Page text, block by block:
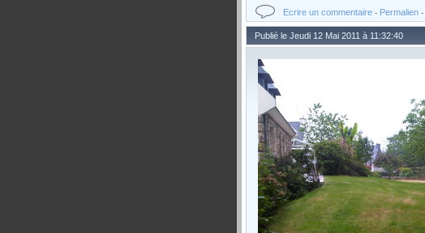
Ecrire un commentaire - Permalien -
Publié le Jeudi 12 Mai 2011 à 11:32:40